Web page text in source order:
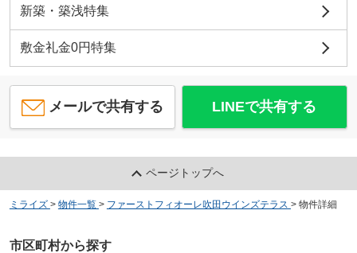
新築・築浅特集
敷金礼金0円特集
メールで共有する LINEで共有する
ページトップへ
ミライズ > 物件一覧 > ファーストフィオーレ吹田ウインズテラス > 物件詳細
市区町村から探す